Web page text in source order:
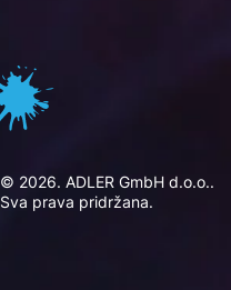
© 2026. ADLER GmbH d.o.o..
Sva prava pridržana.